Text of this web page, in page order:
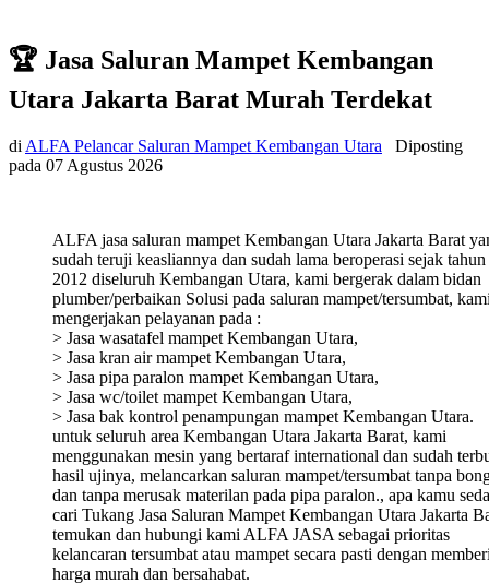
🏆 Jasa Saluran Mampet Kembangan
Utara Jakarta Barat Murah Terdekat
di ALFA Pelancar Saluran Mampet Kembangan Utara
Diposting
pada 07 Agustus 2026
ALFA jasa saluran mampet Kembangan Utara Jakarta Barat
sudah teruji keasliannya dan sudah lama beroperasi sejak tahun
2012 diseluruh Kembangan Utara, kami bergerak dalam bidan
plumber/perbaikan Solusi pada saluran mampet/tersumbat,
mengerjakan pelayanan pada :
> Jasa wasatafel mampet Kembangan Utara,
> Jasa kran air mampet Kembangan Utara,
> Jasa pipa paralon mampet Kembangan Utara,
> Jasa wc/toilet mampet Kembangan Utara,
> Jasa bak kontrol penampungan mampet Kembangan Utara.
untuk seluruh area Kembangan Utara Jakarta Barat, kami
menggunakan mesin yang bertaraf international dan sudah
hasil ujinya, melancarkan saluran mampet/tersumbat tanpa
dan tanpa merusak materilan pada pipa paralon., apa kamu
cari Tukang Jasa Saluran Mampet Kembangan Utara Jakarta
temukan dan hubungi kami ALFA JASA sebagai prioritas
kelancaran tersumbat atau mampet secara pasti dengan
harga murah dan bersahabat.